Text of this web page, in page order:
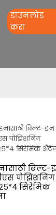
डाउनलोड
करा
बिल्ट-
पोझिशनिंग
सिरेमिक